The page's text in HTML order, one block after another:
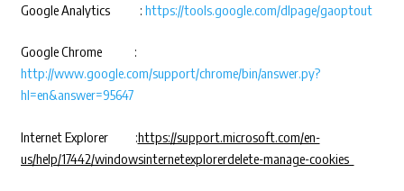
Google Analytics : https://tools.google.com/dlpage/gaoptout
Google Chrome :
http://www.google.com/support/chrome/bin/answer.py?
hl=en&answer=95647
Internet Explorer :https://support.microsoft.com/en-
us/help/17442/windowsinternetexplorerdelete-manage-cookies